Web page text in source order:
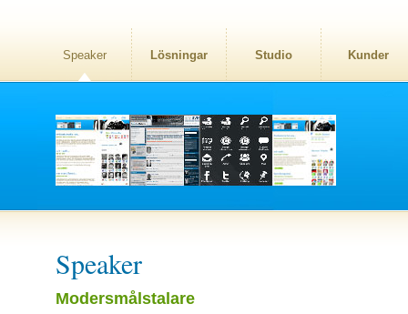
Speaker Lösningar Studio Kunder
Speaker
Modersmålstalare